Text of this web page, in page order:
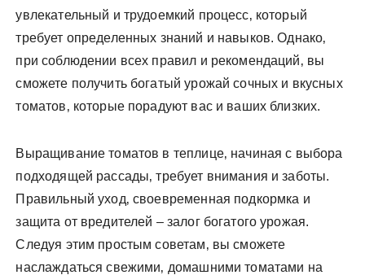
увлекательный и трудоемкий процесс‚ который
требует определенных знаний и навыков. Однако‚
при соблюдении всех правил и рекомендаций‚ вы
сможете получить богатый урожай сочных и вкусных
томатов‚ которые порадуют вас и ваших близких.
Выращивание томатов в теплице‚ начиная с выбора
подходящей рассады‚ требует внимания и заботы.
Правильный уход‚ своевременная подкормка и
защита от вредителей – залог богатого урожая.
Следуя этим простым советам‚ вы сможете
наслаждаться свежими‚ домашними томатами на